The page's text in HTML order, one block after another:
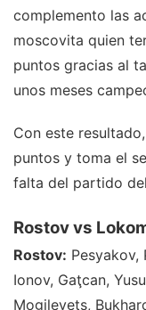
complemento las
moscovita quien
puntos gracias al
unos meses
Con este
puntos y toma el
falta del partido
Rostov vs
Rostov: Pesyakov,
Ionov, Gaţcan,
Mogilevets,